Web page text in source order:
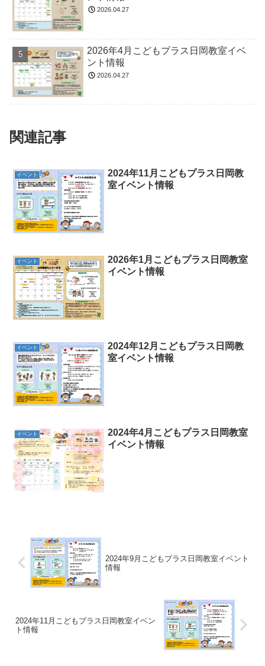
2026.04.27
2026年4月こどもプラス日岡教室イベ
ント情報
2026.04.27
関連記事
イベント
2024年11月こどもプラス日岡教
室イベント情報
イベント
2026年1月こどもプラス日岡教室
イベント情報
イベント
2024年12月こどもプラス日岡教
室イベント情報
イベント
2024年4月こどもプラス日岡教室
イベント情報
2024年9月こどもプラス日岡教室イベント
情報
2024年11月こどもプラス日岡教室イベン
ト情報